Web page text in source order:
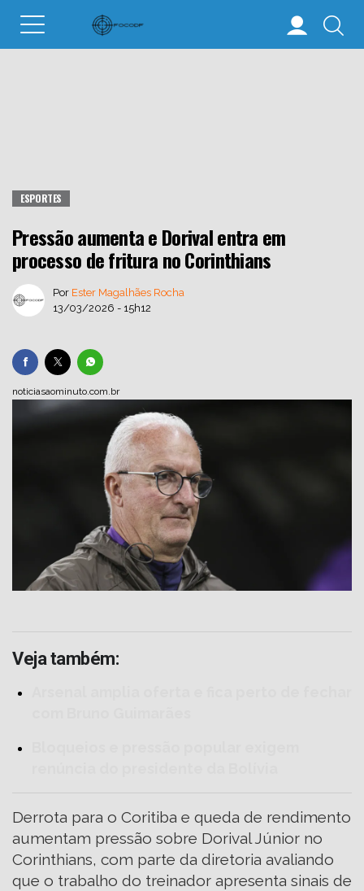
ESPORTES
Pressão aumenta e Dorival entra em
processo de fritura no Corinthians
Por Ester Magalhães Rocha
13/03/2026 - 15h12
noticiasaominuto.com.br
Veja também:
Derrota para o Coritiba e queda de rendimento
aumentam pressão sobre Dorival Júnior no
Corinthians, com parte da diretoria avaliando
que o trabalho do treinador apresenta sinais de